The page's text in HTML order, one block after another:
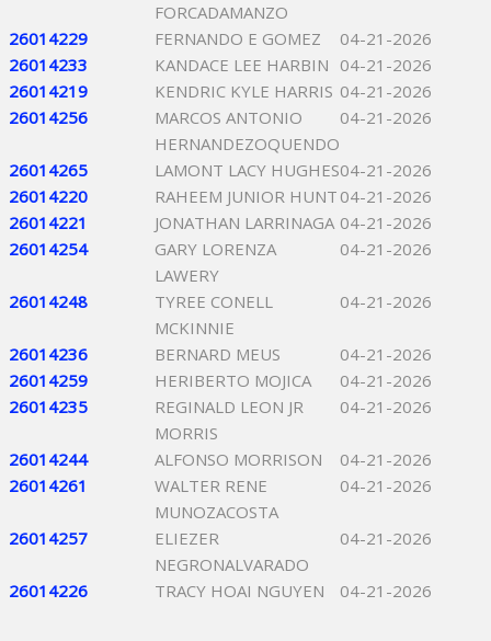
FORCADAMANZO
26014229 FERNANDO E GOMEZ
04-21-2026
26014233
KANDACE LEE HARBIN 04-21-2026
26014219
KENDRIC KYLE HARRIS 04-21-2026
26014256
MARCOS ANTONIO
HERNANDEZOQUENDO
04-21-2026
26014265 LAMONT LACY HUGHES04-21-2026
26014220
RAHEEM JUNIOR HUNT 04-21-2026
26014221
JONATHAN LARRINAGA 04-21-2026
26014254
GARY LORENZA
LAWERY
04-21-2026
26014248
TYREE CONELL
MCKINNIE
04-21-2026
26014236 BERNARD MEUS
04-21-2026
26014259
HERIBERTO MOJICA
04-21-2026
26014235
REGINALD LEON JR
MORRIS
04-21-2026
26014244 ALFONSO MORRISON
04-21-2026
26014261
WALTER RENE
MUNOZACOSTA
04-21-2026
26014257
ELIEZER
NEGRONALVARADO
04-21-2026
26014226 TRACY HOAI NGUYEN 04-21-2026